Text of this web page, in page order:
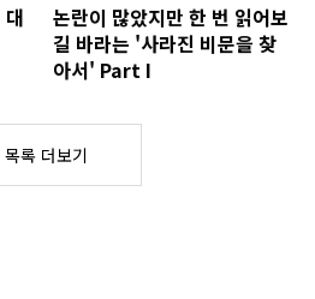
논란이 많았지만 한 번 읽어보
길 바라는 '사라진 비문을 찾
아서' Part I
목록 더보기